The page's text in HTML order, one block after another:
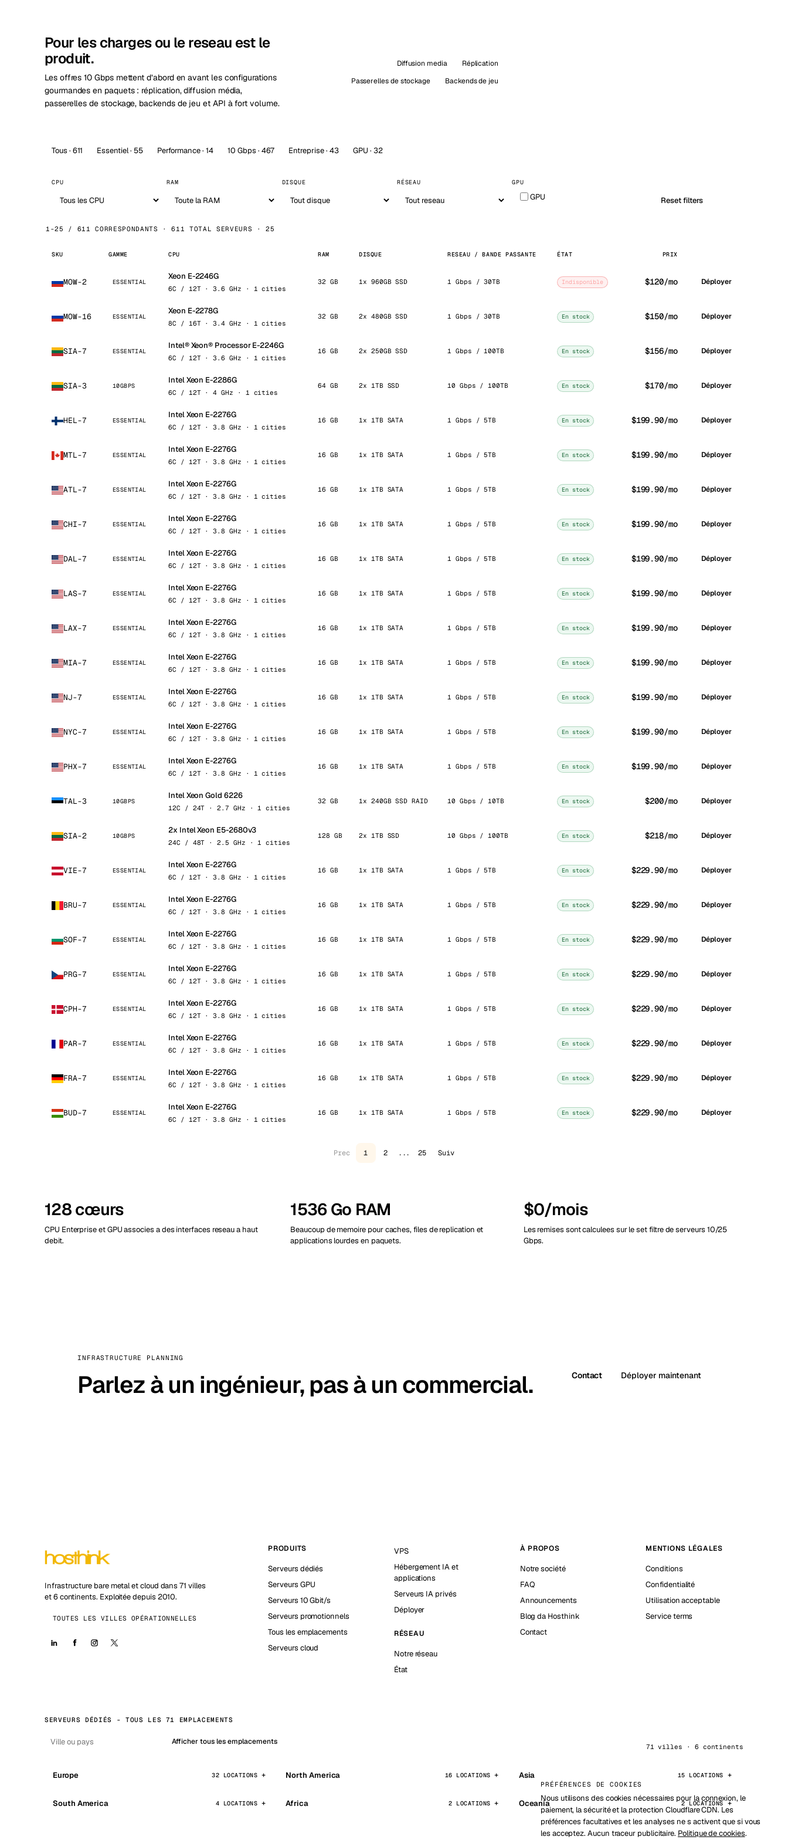
Warsaw
Pour les charges ou le reseau est le
produit.
Les offres 10 Gbps mettent d’abord en avant les configurations
gourmandes en paquets : réplication, diffusion média,
passerelles de stockage, backends de jeu et API à fort volume.
Diffusion media
Réplication
Passerelles de stockage
Backends de jeu
Tous · 611 Essentiel · 55 Performance · 14 10 Gbps · 467 Entreprise · 43 GPU · 32
CPU RAM DISQUE RÉSEAU GPU
GPU Reset filters
1-25 / 611 CORRESPONDANTS · 611 TOTAL SERVEURS · 25
SKU GAMME CPU RAM DISQUE RESEAU / BANDE PASSANTE ÉTAT PRIX
MOW-2 ESSENTIAL
Xeon E-2246G
6C / 12T · 3.6 GHz · 1 cities
32 GB 1x 960GB SSD 1 Gbps / 30TB Indisponible $120/mo Déployer
MOW-16 ESSENTIAL
Xeon E-2278G
8C / 16T · 3.4 GHz · 1 cities
32 GB 2x 480GB SSD 1 Gbps / 30TB En stock $150/mo Déployer
SIA-7 ESSENTIAL
Intel® Xeon® Processor E-2246G
6C / 12T · 3.6 GHz · 1 cities
16 GB 2x 250GB SSD 1 Gbps / 100TB En stock $156/mo Déployer
SIA-3 10GBPS
Intel Xeon E-2286G
6C / 12T · 4 GHz · 1 cities
64 GB 2x 1TB SSD 10 Gbps / 100TB En stock $170/mo Déployer
HEL-7 ESSENTIAL
Intel Xeon E-2276G
6C / 12T · 3.8 GHz · 1 cities
16 GB 1x 1TB SATA 1 Gbps / 5TB En stock $199.90/mo Déployer
MTL-7 ESSENTIAL
Intel Xeon E-2276G
6C / 12T · 3.8 GHz · 1 cities
16 GB 1x 1TB SATA 1 Gbps / 5TB En stock $199.90/mo Déployer
ATL-7 ESSENTIAL
Intel Xeon E-2276G
6C / 12T · 3.8 GHz · 1 cities
16 GB 1x 1TB SATA 1 Gbps / 5TB En stock $199.90/mo Déployer
CHI-7 ESSENTIAL
Intel Xeon E-2276G
6C / 12T · 3.8 GHz · 1 cities
16 GB 1x 1TB SATA 1 Gbps / 5TB En stock $199.90/mo Déployer
DAL-7 ESSENTIAL
Intel Xeon E-2276G
6C / 12T · 3.8 GHz · 1 cities
16 GB 1x 1TB SATA 1 Gbps / 5TB En stock $199.90/mo Déployer
LAS-7 ESSENTIAL
Intel Xeon E-2276G
6C / 12T · 3.8 GHz · 1 cities
16 GB 1x 1TB SATA 1 Gbps / 5TB En stock $199.90/mo Déployer
LAX-7 ESSENTIAL
Intel Xeon E-2276G
6C / 12T · 3.8 GHz · 1 cities
16 GB 1x 1TB SATA 1 Gbps / 5TB En stock $199.90/mo Déployer
MIA-7 ESSENTIAL
Intel Xeon E-2276G
6C / 12T · 3.8 GHz · 1 cities
16 GB 1x 1TB SATA 1 Gbps / 5TB En stock $199.90/mo Déployer
NJ-7 ESSENTIAL
Intel Xeon E-2276G
6C / 12T · 3.8 GHz · 1 cities
16 GB 1x 1TB SATA 1 Gbps / 5TB En stock $199.90/mo Déployer
NYC-7 ESSENTIAL
Intel Xeon E-2276G
6C / 12T · 3.8 GHz · 1 cities
16 GB 1x 1TB SATA 1 Gbps / 5TB En stock $199.90/mo Déployer
PHX-7 ESSENTIAL
Intel Xeon E-2276G
6C / 12T · 3.8 GHz · 1 cities
16 GB 1x 1TB SATA 1 Gbps / 5TB En stock $199.90/mo Déployer
TAL-3 10GBPS
Intel Xeon Gold 6226
12C / 24T · 2.7 GHz · 1 cities
32 GB 1x 240GB SSD RAID 10 Gbps / 10TB En stock $200/mo Déployer
SIA-2 10GBPS
2x Intel Xeon E5-2680v3
24C / 48T · 2.5 GHz · 1 cities
128 GB 2x 1TB SSD 10 Gbps / 100TB En stock $218/mo Déployer
VIE-7 ESSENTIAL
Intel Xeon E-2276G
6C / 12T · 3.8 GHz · 1 cities
16 GB 1x 1TB SATA 1 Gbps / 5TB En stock $229.90/mo Déployer
BRU-7 ESSENTIAL
Intel Xeon E-2276G
6C / 12T · 3.8 GHz · 1 cities
16 GB 1x 1TB SATA 1 Gbps / 5TB En stock $229.90/mo Déployer
SOF-7 ESSENTIAL
Intel Xeon E-2276G
6C / 12T · 3.8 GHz · 1 cities
16 GB 1x 1TB SATA 1 Gbps / 5TB En stock $229.90/mo Déployer
PRG-7 ESSENTIAL
Intel Xeon E-2276G
6C / 12T · 3.8 GHz · 1 cities
16 GB 1x 1TB SATA 1 Gbps / 5TB En stock $229.90/mo Déployer
CPH-7 ESSENTIAL
Intel Xeon E-2276G
6C / 12T · 3.8 GHz · 1 cities
16 GB 1x 1TB SATA 1 Gbps / 5TB En stock $229.90/mo Déployer
PAR-7 ESSENTIAL
Intel Xeon E-2276G
6C / 12T · 3.8 GHz · 1 cities
16 GB 1x 1TB SATA 1 Gbps / 5TB En stock $229.90/mo Déployer
FRA-7 ESSENTIAL
Intel Xeon E-2276G
6C / 12T · 3.8 GHz · 1 cities
16 GB 1x 1TB SATA 1 Gbps / 5TB En stock $229.90/mo Déployer
BUD-7 ESSENTIAL
Intel Xeon E-2276G
6C / 12T · 3.8 GHz · 1 cities
16 GB 1x 1TB SATA 1 Gbps / 5TB En stock $229.90/mo Déployer
Prec 1 2 ... 25 Suiv
128 cœurs
CPU Enterprise et GPU associes a des interfaces reseau a haut
debit.
1536 Go RAM
Beaucoup de memoire pour caches, files de replication et
applications lourdes en paquets.
$0/mois
Les remises sont calculees sur le set filtre de serveurs 10/25
Gbps.
INFRASTRUCTURE PLANNING
Parlez à un ingénieur, pas à un commercial. Contact Déployer maintenant
Infrastructure bare metal et cloud dans 71 villes
et 6 continents. Exploitée depuis 2010.
TOUTES LES VILLES OPÉRATIONNELLES
PRODUITS
Serveurs dédiés
Serveurs GPU
Serveurs 10 Gbit/s
Serveurs promotionnels
Tous les emplacements
Serveurs cloud
VPS
Hébergement IA et
applications
Serveurs IA privés
Déployer
RÉSEAU
Notre réseau
État
À PROPOS
Notre société
FAQ
Announcements
Blog da Hosthink
Contact
MENTIONS LÉGALES
Conditions
Confidentialité
Utilisation acceptable
Service terms
SERVEURS DÉDIÉS - TOUS LES 71 EMPLACEMENTS
Afficher tous les emplacements
71 villes · 6 continents
Europe 32 LOCATIONS North America 16 LOCATIONS Asia 15 LOCATIONS
South America 4 LOCATIONS Africa 2 LOCATIONS Oceania 2 LOCATIONS
PRÉFÉRENCES DE COOKIES
Nous utilisons des cookies nécessaires pour la connexion, le
paiement, la sécurité et la protection Cloudflare CDN. Les
préférences facultatives et les analyses ne s activent que si vous
les acceptez. Aucun traceur publicitaire. Politique de cookies.